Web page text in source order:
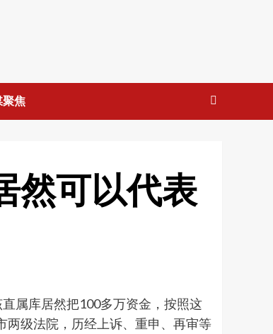
聚焦
然可以代表
属库居然把100多万资金，按照这
两级法院，历经上诉、重申、再审等